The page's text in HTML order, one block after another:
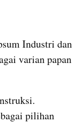
Industri dan
varian papan
pilihan